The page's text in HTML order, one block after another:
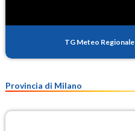
TG Meteo Regionale
Provincia di Milano